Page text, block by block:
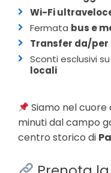
Wi-Fi
Fermata bus e
Transfer da/
Sconti esclusivi su
locali
Siamo nel cuore
minuti dal campo
centro storico di